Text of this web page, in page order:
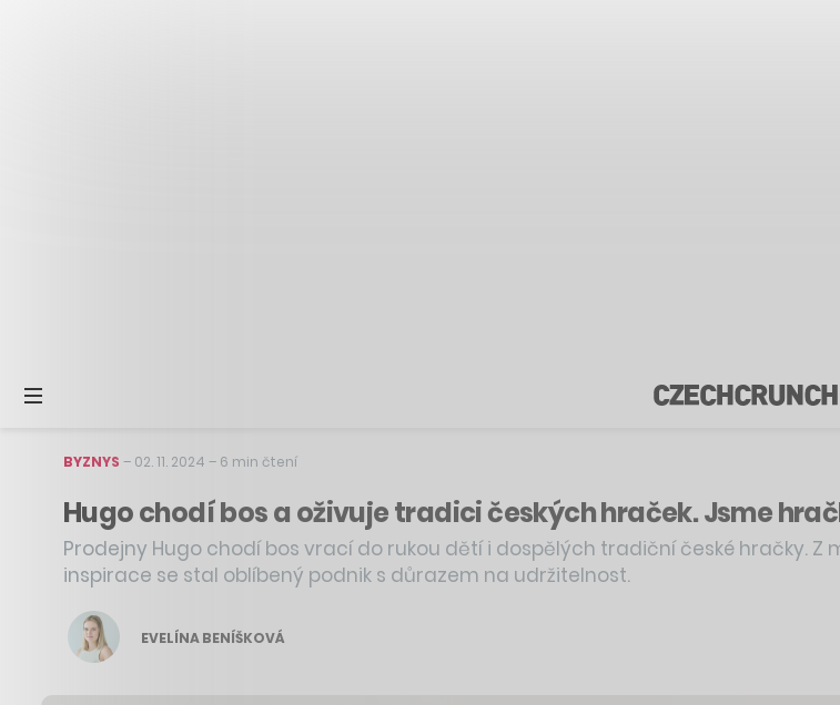
BYZNYS – 02. 11. 2024 – 6 min čtení
Hugo chodí bos a oživuje tradici českých hraček. Jsme
Prodejny Hugo chodí bos vrací do rukou dětí i dospělých tradiční české hračky. Z
inspirace se stal oblíbený podnik s důrazem na udržitelnost.
EVELÍNA BENÍŠKOVÁ